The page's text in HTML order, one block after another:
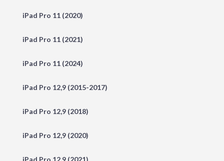
iPad Pro 11 (2020)
iPad Pro 11 (2021)
iPad Pro 11 (2024)
iPad Pro 12,9 (2015-2017)
iPad Pro 12,9 (2018)
iPad Pro 12,9 (2020)